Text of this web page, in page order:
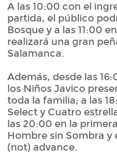
A las 10:00 con el
partida, el público
Bosque y a las 11:00
realizará una gran
Salamanca.
Además, desde las
los Niños Javico
toda la familia; a las
Select y Cuatro
las 20:00 en la
Hombre sin Sombra y
(not) advance.